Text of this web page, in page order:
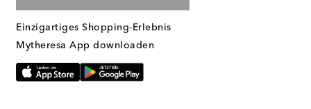
Einzigartiges Shopping-Erlebnis
Mytheresa App downloaden